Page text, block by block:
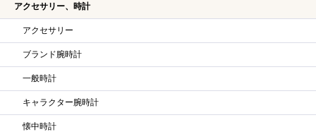
アクセサリー、時計
アクセサリー
ブランド腕時計
一般時計
キャラクター腕時計
懐中時計